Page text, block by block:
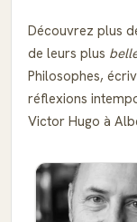
Découvrez plus
de leurs plus
Philosophes,
réflexions
Victor Hugo à